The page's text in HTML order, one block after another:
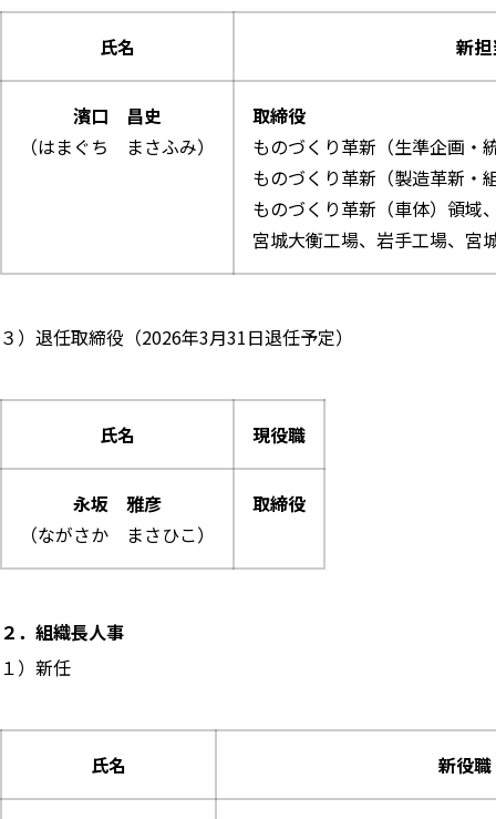
氏名 新
濱口 昌史
（はまぐち まさふみ）
取締役
ものづくり革新（生準企画・
ものづくり革新（製造革新・
ものづくり革新（車体）領域
宮城大衡工場、岩手工場、
３）退任取締役（2026年3月31日退任予定）
氏名 現役職
永坂 雅彦
（ながさか まさひこ）
取締役
２．組織長人事
１）新任
氏名 新役職